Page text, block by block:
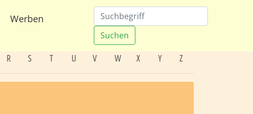
Werben
Suchen
R S T U V W X Y Z